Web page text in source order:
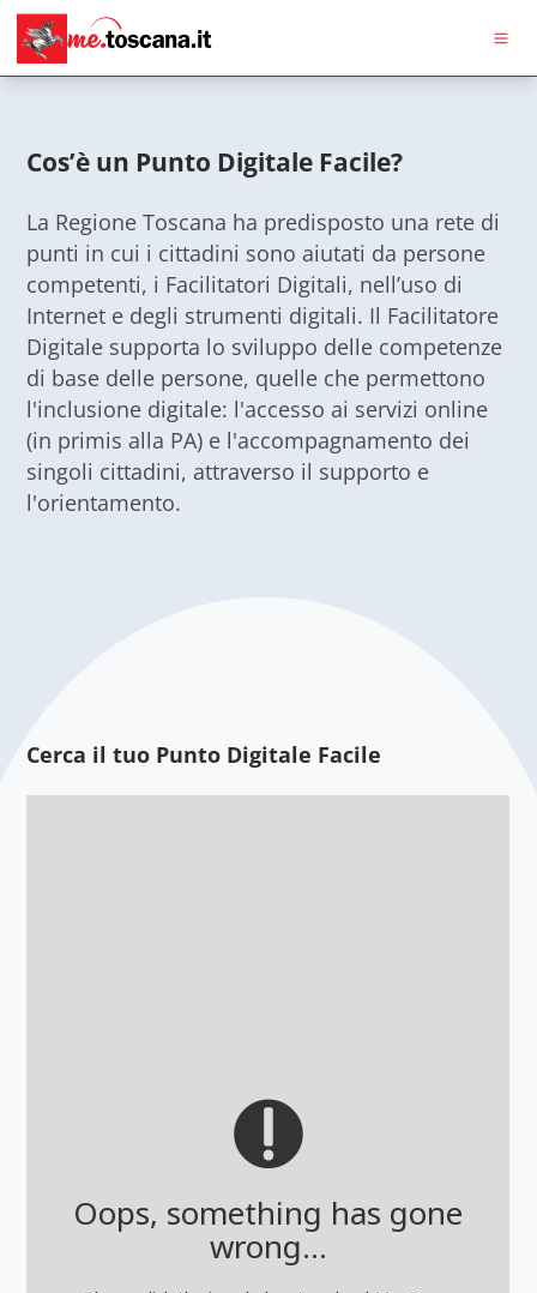
Vai al contenuto principale
Vai al footer Footer
Cos’è un Punto Digitale Facile?
La Regione Toscana ha predisposto una rete di
punti in cui i cittadini sono aiutati da persone
competenti, i Facilitatori Digitali, nell’uso di
Internet e degli strumenti digitali. Il Facilitatore
Digitale supporta lo sviluppo delle competenze
di base delle persone, quelle che permettono
l'inclusione digitale: l'accesso ai servizi online
(in primis alla PA) e l'accompagnamento dei
singoli cittadini, attraverso il supporto e
l'orientamento.
Cerca il tuo Punto Digitale Facile